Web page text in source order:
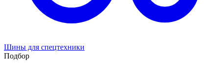
Шины для спецтехники
Подбор